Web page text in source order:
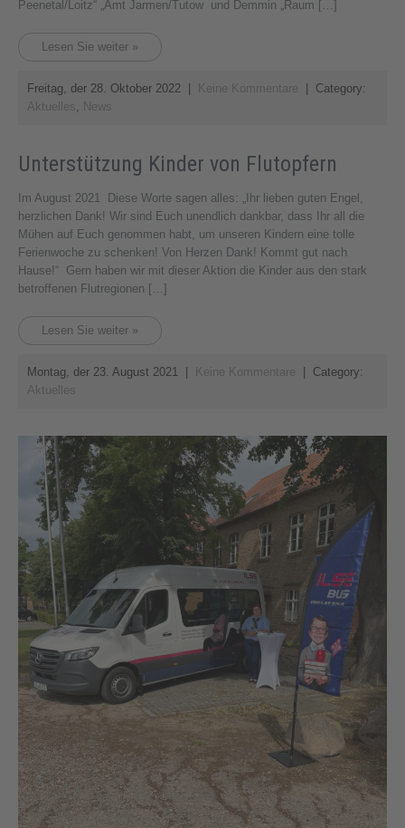
Peenetal/Loitz“ „Amt Jarmen/Tutow und Demmin „Raum […]
Lesen Sie weiter »
Freitag, der 28. Oktober 2022 Keine Kommentare
| Category:
Aktuelles, News
Unterstützung Kinder von Flutopfern
Im August 2021 Diese Worte sagen alles: „Ihr lieben guten Engel,
herzlichen Dank! Wir sind Euch unendlich dankbar, dass Ihr all die
Mühen auf Euch genommen habt, um unseren Kindern eine tolle
Ferienwoche zu schenken! Von Herzen Dank! Kommt gut nach
Hause!“ Gern haben wir mit dieser Aktion die Kinder aus den stark
betroffenen Flutregionen […]
Lesen Sie weiter »
Montag, der 23. August 2021 Keine Kommentare
| Category:
Aktuelles